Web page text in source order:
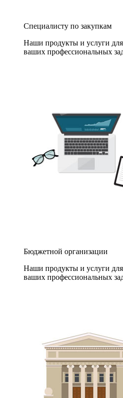
Специалисту по закупкам
Наши продукты и услуги
ваших профессиональных
Бюджетной организации
Наши продукты и услуги
ваших профессиональных